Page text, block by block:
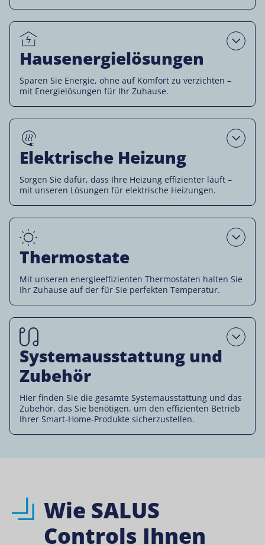
Hausenergielösungen
Sparen Sie Energie, ohne auf Komfort zu verzichten –
mit Energielösungen für Ihr Zuhause.
Open
Elektrische Heizung
Sorgen Sie dafür, dass Ihre Heizung effizienter läuft –
mit unseren Lösungen für elektrische Heizungen.
Open
Thermostate
Mit unseren energieeffizienten Thermostaten halten Sie
Ihr Zuhause auf der für Sie perfekten Temperatur.
Open
Systemausstattung und
Zubehör
Hier finden Sie die gesamte Systemausstattung und das
Zubehör, das Sie benötigen, um den effizienten Betrieb
Ihrer Smart-Home-Produkte sicherzustellen.
Open
Wie SALUS
Controls Ihnen